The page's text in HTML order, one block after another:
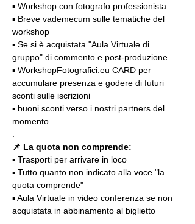
▪️ Workshop con fotografo professionista
▪️ Breve vademecum sulle tematiche del
workshop
▪️ Se si è acquistata "Aula Virtuale di
gruppo" di commento e post-produzione
▪️ WorkshopFotografici.eu CARD per
accumulare presenza e godere di futuri
sconti sulle iscrizioni
▪️ buoni sconti verso i nostri partners del
momento
📌 La quota non comprende:
▪️ Trasporti per arrivare in loco
▪️ Tutto quanto non indicato alla voce "la
quota comprende"
▪️ Aula Virtuale in video conferenza se non
acquistata in abbinamento al biglietto